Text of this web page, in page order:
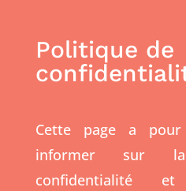
Politique de
Cette page a
informer sur
confidentialité